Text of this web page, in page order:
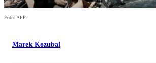
Foto: AFP
Marek Kozubal